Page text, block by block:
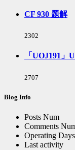
次
数:
CF 930 题解
浏
次
2302
「UOJ191」
浏
次
2707
Blog Info
Posts Num
Comments
Operating Days
Last activity